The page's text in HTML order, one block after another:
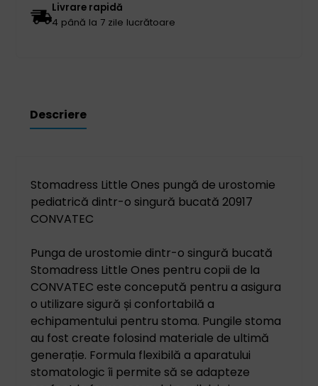
Livrare rapidă
4 până la 7 zile lucrătoare
Descriere
Stomadress Little Ones pungă de urostomie
pediatrică dintr-o singură bucată 20917
CONVATEC
Punga de urostomie dintr-o singură bucată
Stomadress Little Ones pentru copii de la
CONVATEC este concepută pentru a asigura
o utilizare sigură și confortabilă a
echipamentului pentru stoma. Pungile stoma
au fost create folosind materiale de ultimă
generație. Formula flexibilă a aparatului
stomatologic îi permite să se adapteze